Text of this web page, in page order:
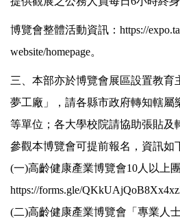
博覽會整體活動資訊： https://
website/homepage。
三、本部亦於博覽會展區設置教育
夢工廠」，請各縣市政府轉知轄屬
等單位；各大學校院請協助張貼及
參觀本博覽會可提前報名，資訊如
(一)高齡健康產業博覽會10人以上
https://forms.gle/
(二)高齡健康產業博覽會「專業人